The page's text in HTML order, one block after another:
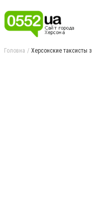
Головна Херсонские таксисты